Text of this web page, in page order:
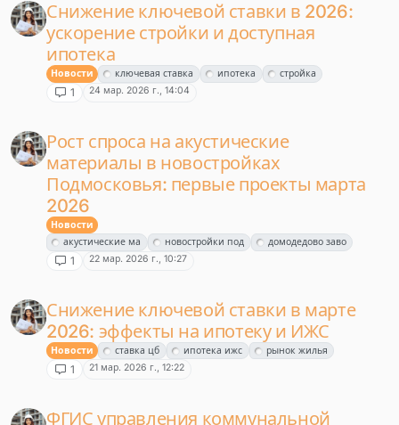
Снижение ключевой ставки в 2026:
ускорение стройки и доступная
ипотека
Новости ключевая ставка ипотека стройка
1 24 мар. 2026 г., 14:04
Рост спроса на акустические
материалы в новостройках
Подмосковья: первые проекты марта
2026
Новости
акустические ма
новостройки под домодедово заво
1 22 мар. 2026 г., 10:27
Снижение ключевой ставки в марте
2026: эффекты на ипотеку и ИЖС
Новости ставка цб ипотека ижс рынок жилья
1 21 мар. 2026 г., 12:22
ФГИС управления коммунальной